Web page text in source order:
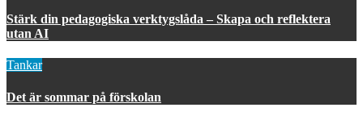
Stärk din pedagogiska verktygslåda – Skapa och reflektera
utan AI
Tankar
Det är sommar på förskolan